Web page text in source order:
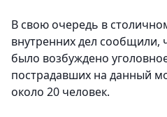
В свою очередь в
внутренних дел сообщили,
было возбуждено
пострадавших на данный
около 20 человек.